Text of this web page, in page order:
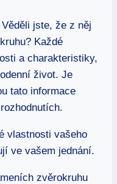
‌jste, že⁤ z něj
Každé
⁢a charakteristiky,
život.‌ Je
tato informace
vlastnosti vašeho
ve vašem ⁢jednání.
zvěrokruhu